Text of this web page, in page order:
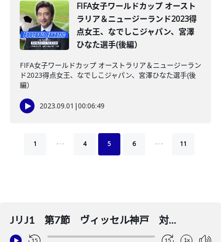
FIFA女子ワールドカップ オースト
ラリア＆ニュージーランド2023得
点女王、なでしこジャパン、宮澤
ひなた選手(後編）
FIFA女子ワールドカップ オーストラリア＆ニュージーラン
ド2023得点女王、なでしこジャパン、宮澤ひなた選手(後
編）
2023.09.01 |00:06:49
1 … 4 5 6 … 11
JリJ1 第7節 ヴィッセル神戸 対 ガンバ大阪
15 15 1x